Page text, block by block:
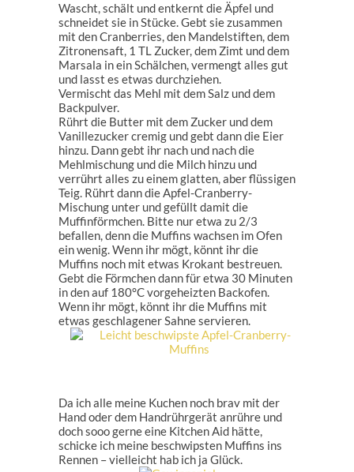
Wascht, schält und entkernt die Äpfel und
schneidet sie in Stücke. Gebt sie zusammen
mit den Cranberries, den Mandelstiften, dem
Zitronensaft, 1 TL Zucker, dem Zimt und dem
Marsala in ein Schälchen, vermengt alles gut
und lasst es etwas durchziehen.
Vermischt das Mehl mit dem Salz und dem
Backpulver.
Rührt die Butter mit dem Zucker und dem
Vanillezucker cremig und gebt dann die Eier
hinzu. Dann gebt ihr nach und nach die
Mehlmischung und die Milch hinzu und
verrührt alles zu einem glatten, aber flüssigen
Teig. Rührt dann die Apfel-Cranberry-
Mischung unter und gefüllt damit die
Muffinförmchen. Bitte nur etwa zu 2/3
befallen, denn die Muffins wachsen im Ofen
ein wenig. Wenn ihr mögt, könnt ihr die
Muffins noch mit etwas Krokant bestreuen.
Gebt die Förmchen dann für etwa 30 Minuten
in den auf 180°C vorgeheizten Backofen.
Wenn ihr mögt, könnt ihr die Muffins mit
etwas geschlagener Sahne servieren.
Da ich alle meine Kuchen noch brav mit der
Hand oder dem Handrührgerät anrühre und
doch sooo gerne eine Kitchen Aid hätte,
schicke ich meine beschwipsten Muffins ins
Rennen – vielleicht hab ich ja Glück.